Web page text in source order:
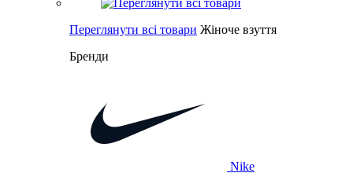
Переглянути всі товари Жіноче взуття
Бренди
Nike